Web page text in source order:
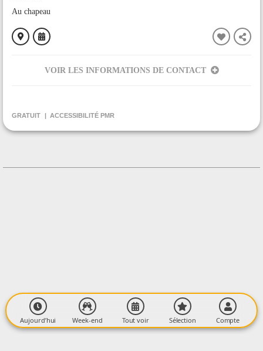
Au chapeau
VOIR LES INFORMATIONS DE CONTACT
GRATUIT ACCESSIBILITÉ PMR
Aujourd’hui Week-end Tout voir Sélection Compte